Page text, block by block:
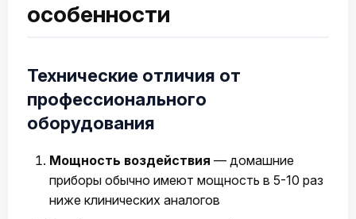
особенности
Технические отличия от
профессионального
оборудования
Мощность воздействия — домашние
приборы обычно имеют мощность в 5-10 раз
ниже клинических аналогов